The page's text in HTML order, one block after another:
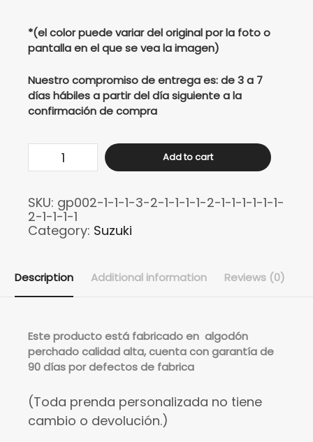
*(el color puede variar del original por la foto o
pantalla en el que se vea la imagen)
Nuestro compromiso de entrega es: de 3 a 7
días hábiles a partir del día siguiente a la
confirmación de compra
SUZUKI
GP
REFLECTIVO
Add to cart
SKU: gp002-1-1-1-3-2-1-1-1-1-2-1-1-1-1-1-1-
2-1-1-1-1
Category: Suzuki
Description Additional information Reviews (0)
Esteproducto está fabricado en algodón
perchado calidad alta, cuenta con garantía de
90 días por defectos de fabrica
(Toda prenda personalizada no tiene
cambio o devolución.)